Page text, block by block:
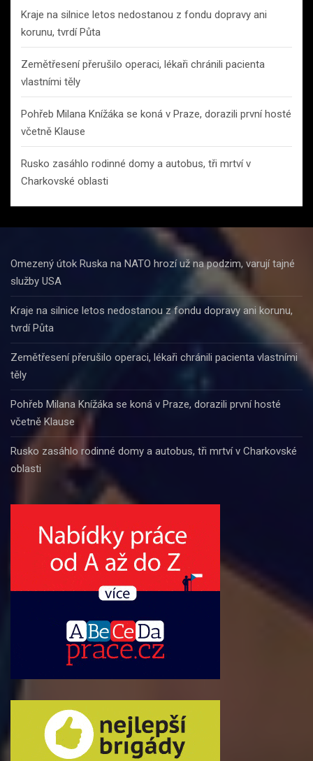
Kraje na silnice letos nedostanou z fondu dopravy ani
korunu, tvrdí Půta
Zemětřesení přerušilo operaci, lékaři chránili pacienta
vlastními těly
Pohřeb Milana Knížáka se koná v Praze, dorazili první hosté
včetně Klause
Rusko zasáhlo rodinné domy a autobus, tři mrtví v
Charkovské oblasti
Omezený útok Ruska na NATO hrozí už na podzim, varují tajné
služby USA
Kraje na silnice letos nedostanou z fondu dopravy ani korunu,
tvrdí Půta
Zemětřesení přerušilo operaci, lékaři chránili pacienta vlastními
těly
Pohřeb Milana Knížáka se koná v Praze, dorazili první hosté
včetně Klause
Rusko zasáhlo rodinné domy a autobus, tři mrtví v Charkovské
oblasti